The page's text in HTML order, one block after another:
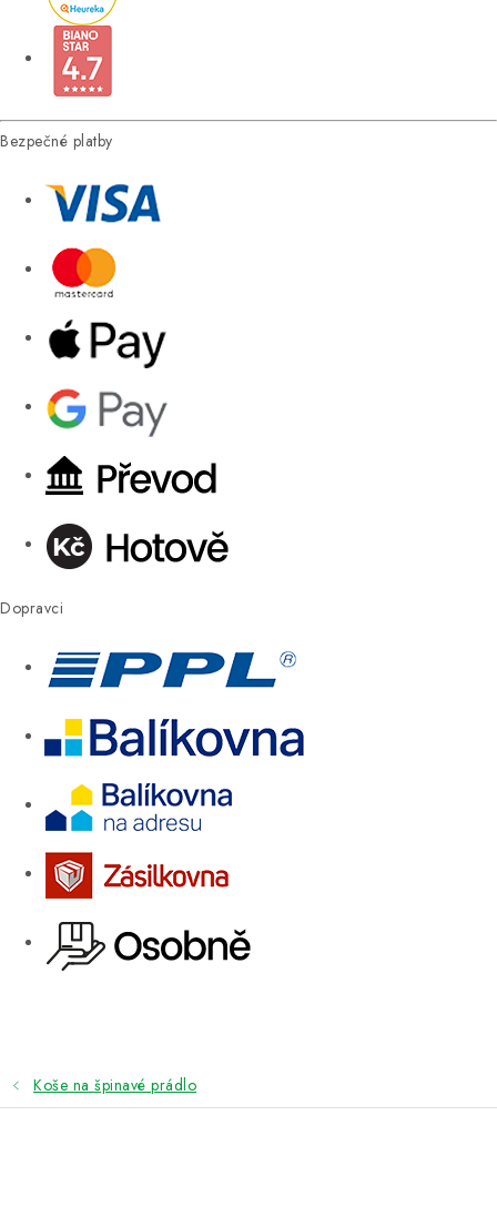
Bezpečné platby
Dopravci
Koše na špinavé prádlo